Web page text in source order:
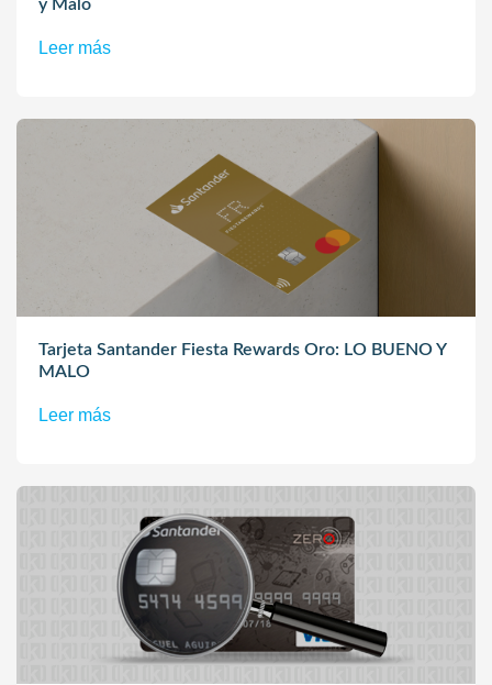
y Malo
Leer más
Tarjeta Santander Fiesta Rewards Oro: LO BUENO Y
MALO
Leer más